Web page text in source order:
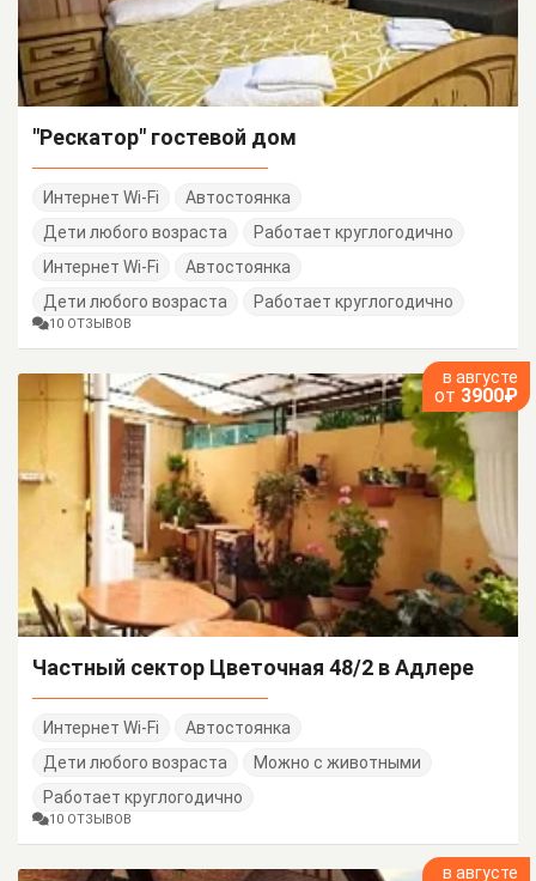
"Рескатор" гостевой дом
Интернет Wi-Fi
Автостоянка
Дети любого возраста
Работает круглогодично
Интернет Wi-Fi
Автостоянка
Дети любого возраста
Работает круглогодично
10 ОТЗЫВОВ
в августе
от 3900₽
Частный сектор Цветочная 48/2 в Адлере
Интернет Wi-Fi
Автостоянка
Дети любого возраста
Можно с животными
Работает круглогодично
10 ОТЗЫВОВ
в августе